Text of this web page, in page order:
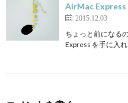
AirMac Express
2015.12.03
ちょっと前になる
Express を手に入